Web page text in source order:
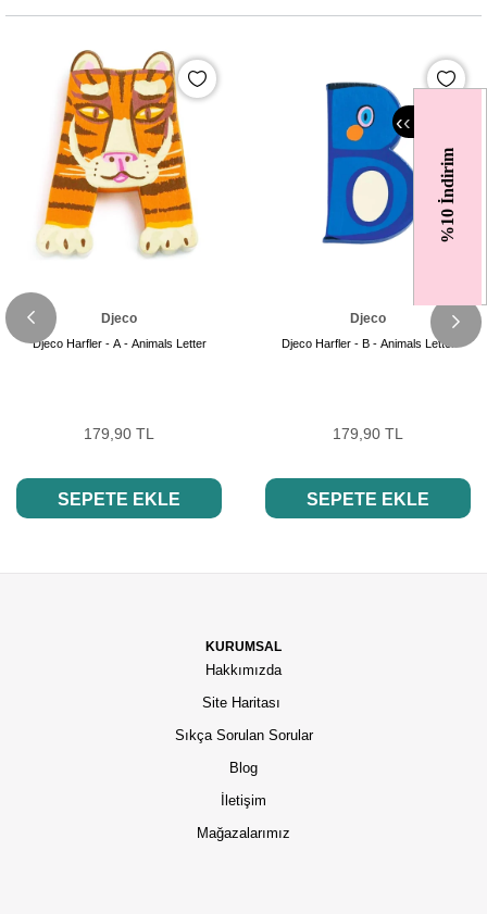
%10 İndirim
‹‹
Djeco
Djeco Harfler - A - Animals Letter
179,90 TL
SEPETE EKLE
Djeco
Djeco Harfler - B - Animals Letter
179,90 TL
SEPETE EKLE
KURUMSAL
Hakkımızda
Site Haritası
Sıkça Sorulan Sorular
Blog
İletişim
Mağazalarımız